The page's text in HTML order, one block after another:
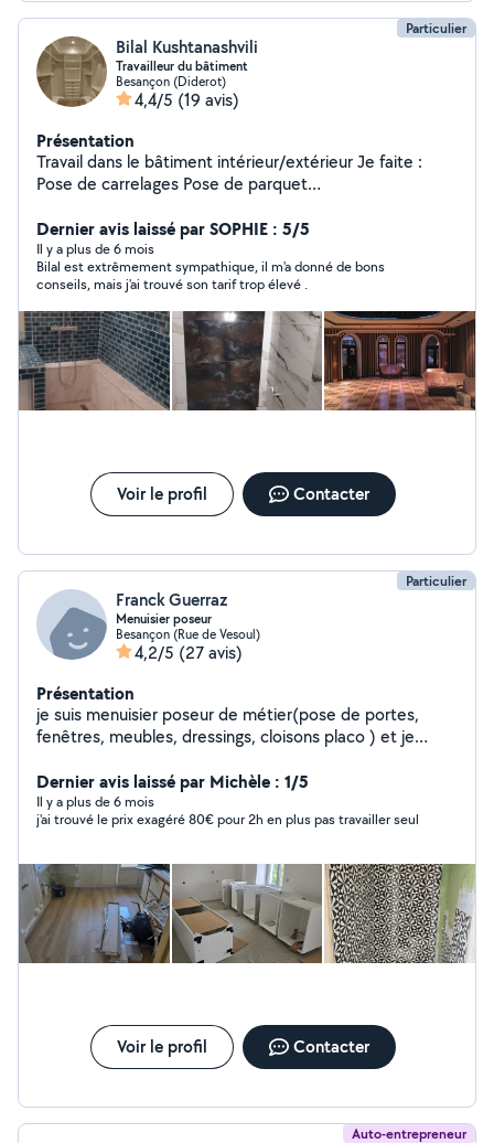
Particulier
Bilal Kushtanashvili
Travailleur du bâtiment
Besançon (Diderot)
4,4/5 (19 avis)
Présentation
Travail dans le bâtiment intérieur/extérieur Je faite :
Pose de carrelages Pose de parquet
Travail de qualité propre et à un prix raisonnable
Dernier avis laissé par SOPHIE : 5/5
Il y a plus de 6 mois
Bilal est extrêmement sympathique, il m'a donné de bons
conseils, mais j'ai trouvé son tarif trop élevé .
Voir le profil Contacter
Particulier
Franck Guerraz
Menuisier poseur
Besançon (Rue de Vesoul)
4,2/5 (27 avis)
Présentation
je suis menuisier poseur de métier(pose de portes,
fenêtres, meubles, dressings, cloisons placo ) et je
peints, peintures, petites plomberie, petites électricité
etc etc)
Dernier avis laissé par Michèle : 1/5
Il y a plus de 6 mois
j'ai trouvé le prix exagéré 80€ pour 2h en plus pas travailler seul
Voir le profil Contacter
Auto-entrepreneur